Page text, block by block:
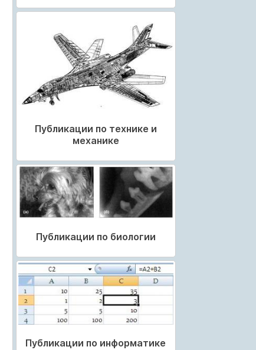
Публикации по технике и
механике
Публикации по биологии
Публикации по информатике